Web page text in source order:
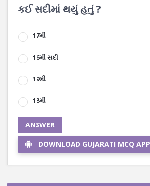
કઈ સદીમાં થયું હતું ?
17મી
16મી સદી
19મી
18મી
ANSWER
DOWNLOAD GUJARATI MCQ APP